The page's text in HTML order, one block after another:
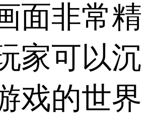
面非常精
家可以沉
戏的世界